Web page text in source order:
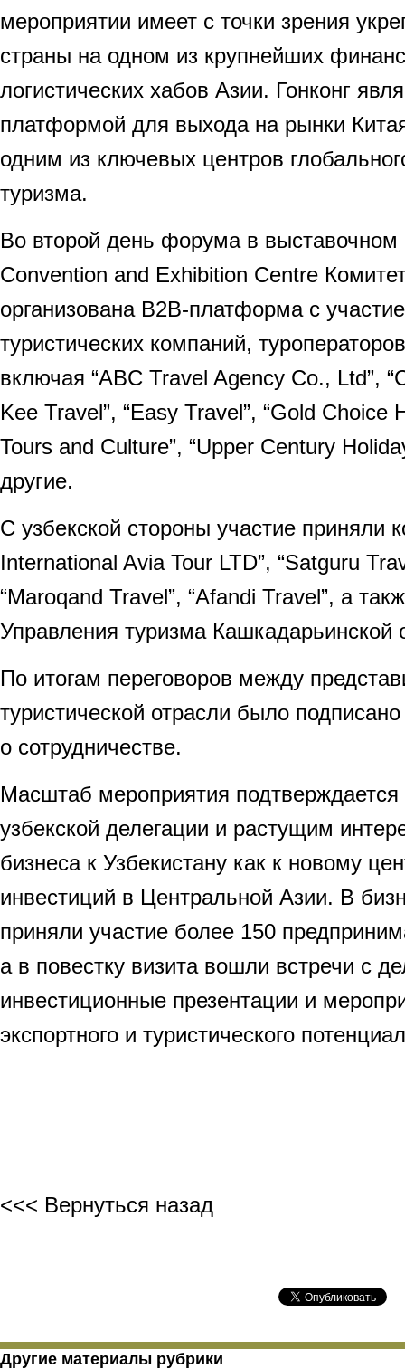
мероприятии имеет с точки зрения
страны на одном из крупнейших
логистических хабов Азии. Гонконг
платформой для выхода на рынки
одним из ключевых центров
туризма.
Во второй день форума в выставочном
Convention and Exhibition Centre
организована B2B-платформа с
туристических компаний,
включая “ABC Travel Agency Co., Ltd”,
Kee Travel”, “Easy Travel”, “Gold Choice
Tours and Culture”, “Upper Century
другие.
С узбекской стороны участие приняли
International Avia Tour LTD”, “Satguru
“Maroqand Travel”, “Afandi Travel”, а
Управления туризма Кашкадарьинской
По итогам переговоров между
туристической отрасли было
о сотрудничестве.
Масштаб мероприятия
узбекской делегации и растущим
бизнеса к Узбекистану как к новому
инвестиций в Центральной Азии. В
приняли участие более 150
а в повестку визита вошли встречи с
инвестиционные презентации и
экспортного и туристического
<<< Вернуться назад
Другие материалы рубрики